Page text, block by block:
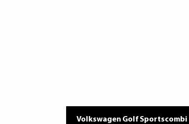
Volkswagen Golf Sportscombi